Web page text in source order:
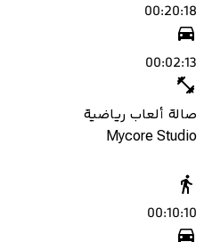
00:20:18
00:02:13
صالة ألعاب رياضية
Mycore Studio
00:10:10